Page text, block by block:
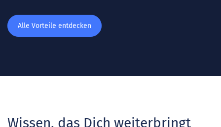
Alle Vorteile entdecken
Wissen, das Dich weiterbringt